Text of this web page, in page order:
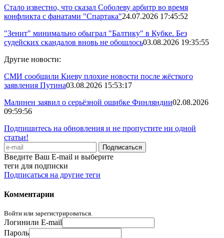
Стало известно, что сказал Соболеву арбитр во время
конфликта с фанатами "Спартака"24.07.2026 17:45:52
"Зенит" минимально обыграл "Балтику" в Кубке. Без
судейских скандалов вновь не обошлось03.08.2026 19:35:55
Другие новости:
СМИ сообщили Киеву плохие новости после жёсткого
заявления Путина03.08.2026 15:53:17
Малинен заявил о серьёзной ошибке Финляндии02.08.2026
09:59:56
Подпишитесь на обновления и не пропустите ни одной
статьи!
Введите Ваш E-mail и выберите
теги для подписки
Подписаться на другие теги
Комментарии
Войти или зарегистрироваться.
Логинили E-mail
Пароль